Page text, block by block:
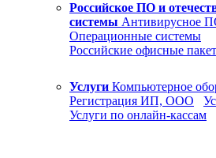
Российское ПО и
системы Антивирусное
Операционные системы
Российские офисные
Услуги Компьютерное
Регистрация ИП, ООО
Услуги по онлайн-кассам